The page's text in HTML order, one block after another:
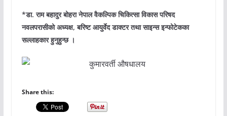
*डा. राम बहादुर बोहरा नेपाल वैकल्पिक चिकित्सा विकास परिषद
नवलपरासीको अध्यक्ष, बरिष्ट आयुर्वेद डाक्टर तथा साइन्स इन्फोटेकका
सल्लाहकार हुनुहुन्छ ।
Share this: